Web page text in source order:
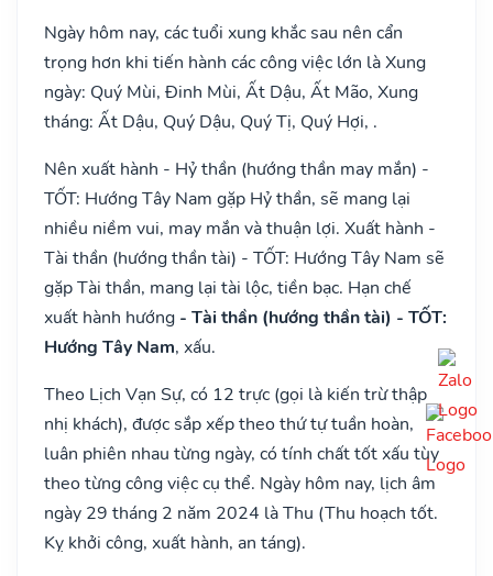
Ngày hôm nay, các tuổi xung khắc sau nên cẩn
trọng hơn khi tiến hành các công việc lớn là Xung
ngày: Quý Mùi, Đinh Mùi, Ất Dậu, Ất Mão, Xung
tháng: Ất Dậu, Quý Dậu, Quý Tị, Quý Hợi, .
Nên xuất hành - Hỷ thần (hướng thần may mắn) -
TỐT: Hướng Tây Nam gặp Hỷ thần, sẽ mang lại
nhiều niềm vui, may mắn và thuận lợi. Xuất hành -
Tài thần (hướng thần tài) - TỐT: Hướng Tây Nam sẽ
gặp Tài thần, mang lại tài lộc, tiền bạc. Hạn chế
xuất hành hướng - Tài thần (hướng thần tài) - TỐT:
Hướng Tây Nam, xấu.
Theo Lịch Vạn Sự, có 12 trực (gọi là kiến trừ thập
nhị khách), được sắp xếp theo thứ tự tuần hoàn,
luân phiên nhau từng ngày, có tính chất tốt xấu tùy
theo từng công việc cụ thể. Ngày hôm nay, lịch âm
ngày 29 tháng 2 năm 2024 là Thu (Thu hoạch tốt.
Kỵ khởi công, xuất hành, an táng).